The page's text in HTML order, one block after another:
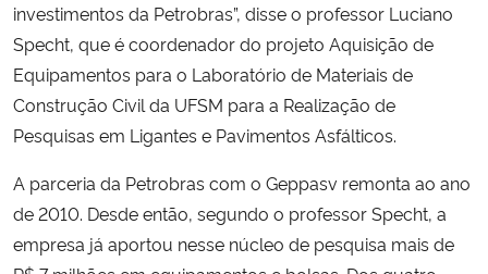
investimentos da Petrobras”, disse o professor Luciano
Specht, que é coordenador do projeto Aquisição de
Equipamentos para o Laboratório de Materiais de
Construção Civil da UFSM para a Realização de
Pesquisas em Ligantes e Pavimentos Asfálticos.
A parceria da Petrobras com o Geppasv remonta ao ano
de 2010. Desde então, segundo o professor Specht, a
empresa já aportou nesse núcleo de pesquisa mais de